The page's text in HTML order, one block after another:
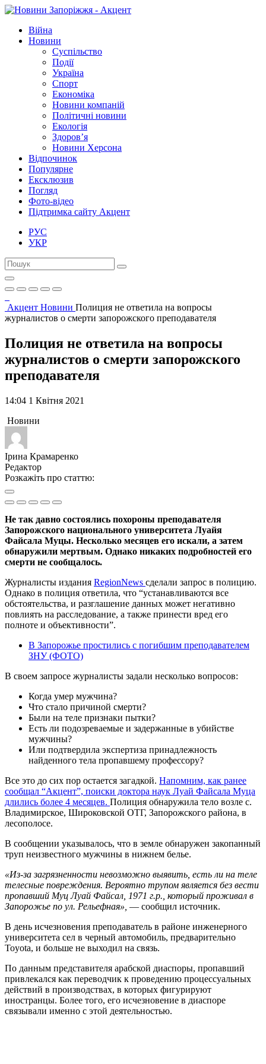
Війна
Новини
Суспільство
Події
Україна
Спорт
Економіка
Новини компаній
Політичні новини
Екологія
Здоров’я
Новини Херсона
Відпочинок
Популярне
Ексклюзив
Погляд
Фото-відео
Підтримка сайту Акцент
РУС
УКР
Акцент Новини Полиция не ответила на вопросы
журналистов о смерти запорожского преподавателя
Полиция не ответила на вопросы
журналистов о смерти запорожского
преподавателя
14:04 1 Квітня 2021
Новини
Ірина Крамаренко
Редактор
Розкажіть про статтю:
Не так давно состоялись похороны преподавателя
Запорожского национального университета Луайя
Файсала Муцы. Несколько месяцев его искали, а затем
обнаружили мертвым. Однако никаких подробностей его
смерти не сообщалось.
Журналисты издания RegionNews сделали запрос в полицию.
Однако в полиция ответила, что “устанавливаются все
обстоятельства, и разглашение данных может негативно
повлиять на расследование, а также принести вред его
полноте и объективности”.
В Запорожье простились с погибшим преподавателем
ЗНУ (ФОТО)
В своем запросе журналисты задали несколько вопросов:
Когда умер мужчина?
Что стало причиной смерти?
Были на теле признаки пытки?
Есть ли подозреваемые и задержанные в убийстве
мужчины?
Или подтвердила экспертиза принадлежность
найденного тела пропавшему профессору?
Все это до сих пор остается загадкой. Напомним, как ранее
сообщал “Акцент”, поиски доктора наук Луай Файсала Муца
длились более 4 месяцев. Полиция обнаружила тело возле с.
Владимирское, Широковской ОТГ, Запорожского района, в
лесополосе.
В сообщении указывалось, что в земле обнаружен закопанный
труп неизвестного мужчины в нижнем белье.
«Из-за загрязненности невозможно выявить, есть ли на теле
телесные повреждения. Вероятно трупом является без вести
пропавший Муц Луай Файсал, 1971 г.р., который проживал в
Запорожье по ул. Рельефная», — сообщил источник.
В день исчезновения преподаватель в районе инженерного
университета сел в черный автомобиль, предварительно
Toyota, и больше не выходил на связь.
По данным представителя арабской диаспоры, пропавший
привлекался как переводчик к проведению процессуальных
действий в производствах, в которых фигурируют
иностранцы. Более того, его исчезновение в диаспоре
связывали именно с этой деятельностью.